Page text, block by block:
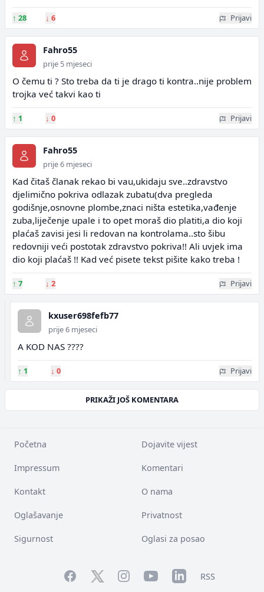
↑ 28 ↓ 6 Prijavi
Fahro55
prije 5 mjeseci
O čemu ti ? Sto treba da ti je drago ti kontra..nije problem
trojka već takvi kao ti
↑ 1 ↓ 0 Prijavi
Fahro55
prije 6 mjeseci
Kad čitaš članak rekao bi vau,ukidaju sve..zdravstvo
djelimično pokriva odlazak zubatu(dva pregleda
godišnje,osnovne plombe,znaci ništa estetika,vađenje
zuba,liječenje upale i to opet moraš dio platiti,a dio koji
plaćaš zavisi jesi li redovan na kontrolama..sto šibu
redovniji veći postotak zdravstvo pokriva!! Ali uvjek ima
dio koji plaćaš !! Kad već pisete tekst pišite kako treba !
↑ 7 ↓ 2 Prijavi
kxuser698fefb77
prije 6 mjeseci
A KOD NAS ????
↑ 1 ↓ 0 Prijavi
PRIKAŽI JOŠ KOMENTARA
Početna Dojavite vijest
Impressum Komentari
Kontakt O nama
Oglašavanje Privatnost
Sigurnost Oglasi za posao
FacebookTwitterInstagramYouTubeLinkedInRSS